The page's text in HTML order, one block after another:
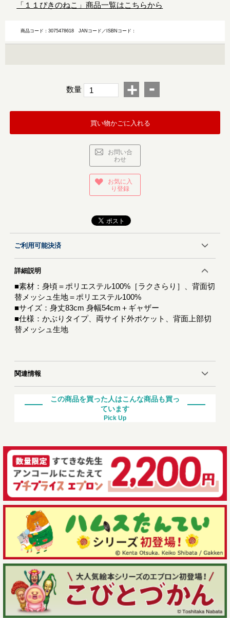
「１１ぴきのねこ」商品一覧はこちらから
商品コード：3075478618JANコード／ISBNコード：
数量 + -
買い物かごに入れる
お問い合
わせ
お気に入
り登録
ご利用可能決済
詳細説明
■素材：身頃＝ポリエステル100%［ラクさらり］、背面切
替メッシュ生地＝ポリエステル100%
■サイズ：身丈83cm 身幅54cm＋ギャザー
■仕様：かぶりタイプ、両サイド外ポケット、背面上部切
替メッシュ生地
関連情報
この商品を買った人はこんな商品も買っ
ています
Pick Up